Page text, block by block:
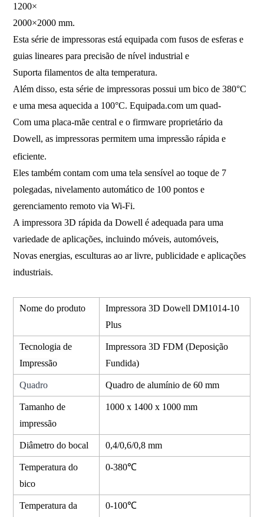
1200×
2000×2000 mm.
Esta série de impressoras está equipada com fusos de esferas e
guias lineares para precisão de nível industrial e
Suporta filamentos de alta temperatura.
Além disso, esta série de impressoras possui um bico de 380°C
e uma mesa aquecida a 100°C. Equipada.com um quad-
Com uma placa-mãe central e o firmware proprietário da
Dowell, as impressoras permitem uma impressão rápida e
eficiente.
Eles também contam com uma tela sensível ao toque de 7
polegadas, nivelamento automático de 100 pontos e
gerenciamento remoto via Wi-Fi.
A impressora 3D rápida da Dowell é adequada para uma
variedade de aplicações, incluindo móveis, automóveis,
Novas energias, esculturas ao ar livre, publicidade e aplicações
industriais.
Nome do produto
Impressora 3D Dowell DM1014-10
Plus
Tecnologia de
Impressão
Impressora 3D FDM (Deposição
Fundida)
Quadro Quadro de alumínio de 60 mm
Tamanho de
impressão
1000 x 1400 x 1000 mm
Diâmetro do bocal 0,4/0,6/0,8 mm
Temperatura do
bico
0-380℃
Temperatura da
0-100℃